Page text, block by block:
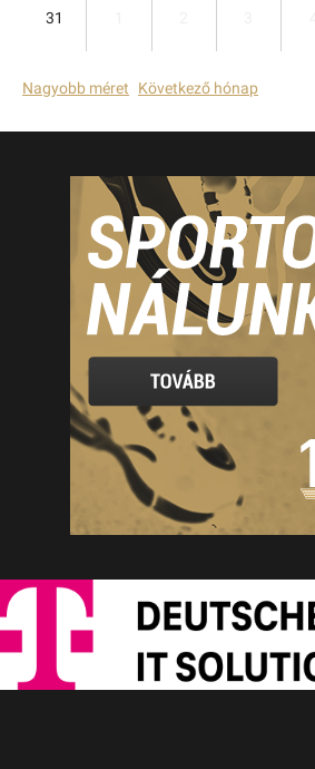
31
Nagyobb méret Következő hónap